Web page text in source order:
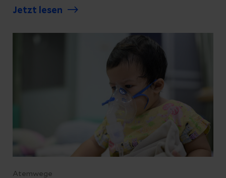
eine erhöhte Bildschirmzeit und
Jetzt lesen
Atemwege